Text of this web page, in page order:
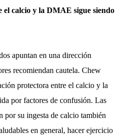
el calcio y la DMAE sigue siendo
apuntan en una dirección
recomiendan cautela. Chew
protectora entre el calcio y la
por factores de confusión. Las
por su ingesta de calcio también
en general, hacer ejercicio